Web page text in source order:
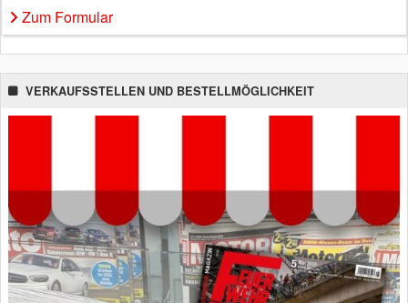
Zum Formular
VERKAUFSSTELLEN UND BESTELLMÖGLICHKEIT